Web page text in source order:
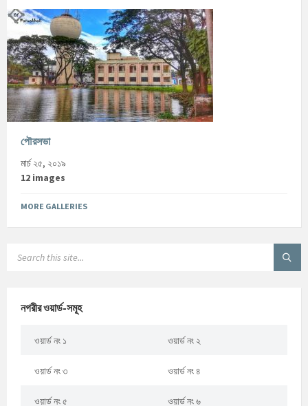
পৌরসভা
মার্চ ২৫, ২০১৯
12 images
MORE GALLERIES
নগরীর ওয়ার্ড-সমূহ
ওয়ার্ড নং ১ ওয়ার্ড নং ২
ওয়ার্ড নং ৩ ওয়ার্ড নং ৪
ওয়ার্ড নং ৫ ওয়ার্ড নং ৬